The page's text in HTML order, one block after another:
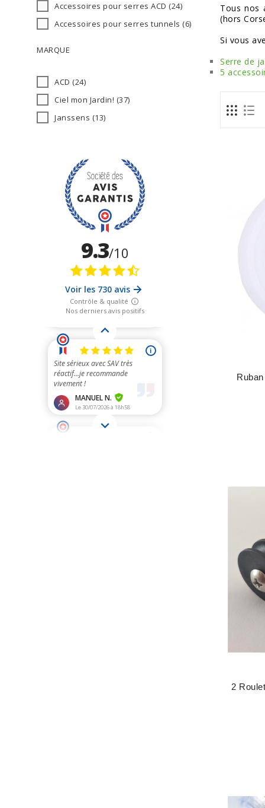
Accessoires pour serres ACD (24)
Accessoires pour serres tunnels (6)
MARQUE
ACD (24)
Ciel mon Jardin! (37)
Janssens (13)
Tous nos
(hors
Si vous
Serre de
5
2